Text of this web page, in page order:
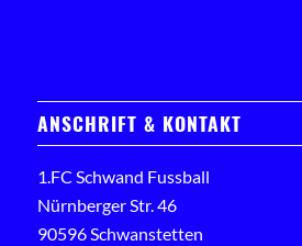
ANSCHRIFT & KONTAKT
1.FC Schwand Fussball
Nürnberger Str. 46
90596 Schwanstetten